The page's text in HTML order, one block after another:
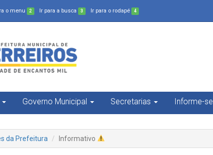
o menu 2 Ir para a busca 3 Ir para o rodapé 4
Governo Municipal Secretarias Informe-se
da Prefeitura Informativo